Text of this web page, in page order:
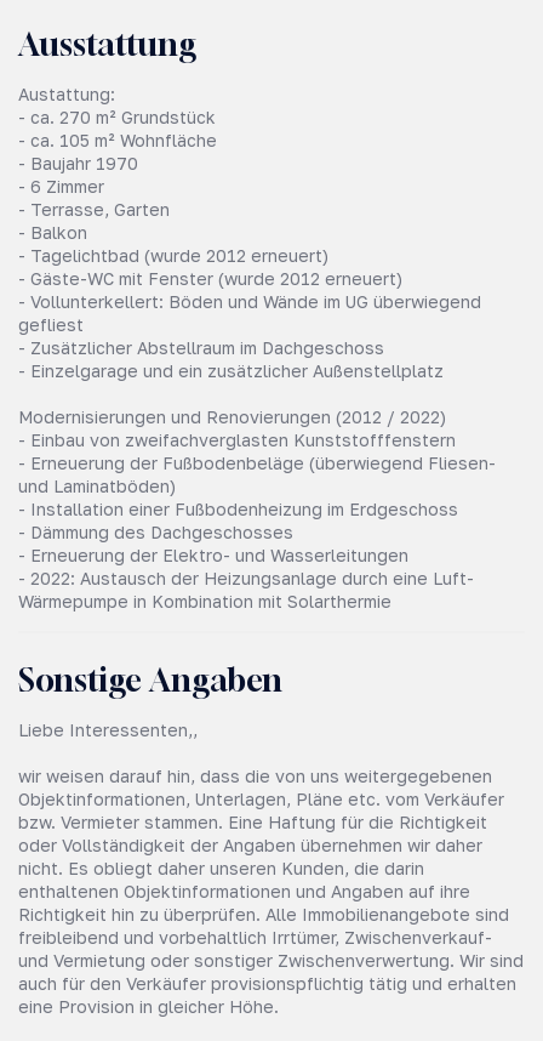
Ausstattung
Austattung:
- ca. 270 m² Grundstück
- ca. 105 m² Wohnfläche
- Baujahr 1970
- 6 Zimmer
- Terrasse, Garten
- Balkon
- Tagelichtbad (wurde 2012 erneuert)
- Gäste-WC mit Fenster (wurde 2012 erneuert)
- Vollunterkellert: Böden und Wände im UG überwiegend
gefliest
- Zusätzlicher Abstellraum im Dachgeschoss
- Einzelgarage und ein zusätzlicher Außenstellplatz
Modernisierungen und Renovierungen (2012 / 2022)
- Einbau von zweifachverglasten Kunststofffenstern
- Erneuerung der Fußbodenbeläge (überwiegend Fliesen-
und Laminatböden)
- Installation einer Fußbodenheizung im Erdgeschoss
- Dämmung des Dachgeschosses
- Erneuerung der Elektro- und Wasserleitungen
- 2022: Austausch der Heizungsanlage durch eine Luft-
Wärmepumpe in Kombination mit Solarthermie
Sonstige Angaben
Liebe Interessenten,,
wir weisen darauf hin, dass die von uns weitergegebenen
Objektinformationen, Unterlagen, Pläne etc. vom Verkäufer
bzw. Vermieter stammen. Eine Haftung für die Richtigkeit
oder Vollständigkeit der Angaben übernehmen wir daher
nicht. Es obliegt daher unseren Kunden, die darin
enthaltenen Objektinformationen und Angaben auf ihre
Richtigkeit hin zu überprüfen. Alle Immobilienangebote sind
freibleibend und vorbehaltlich Irrtümer, Zwischenverkauf-
und Vermietung oder sonstiger Zwischenverwertung. Wir sind
auch für den Verkäufer provisionspflichtig tätig und erhalten
eine Provision in gleicher Höhe.